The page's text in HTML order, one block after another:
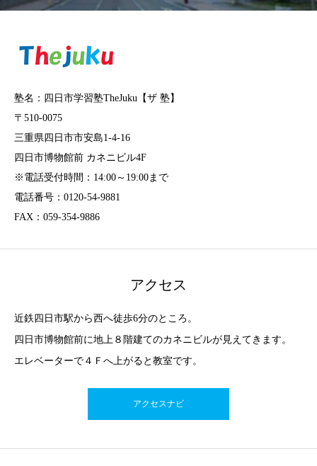
塾名：四日市学習塾TheJuku【ザ 塾】
〒510-0075
三重県四日市市安島1-4-16
四日市博物館前 カネニビル4F
※電話受付時間：14:00～19:00まで
電話番号：0120-54-9881
FAX：059-354-9886
アクセス
近鉄四日市駅から西へ徒歩6分のところ。
四日市博物館前に地上８階建てのカネニビルが見えてきます。
エレベーターで４Ｆへ上がると教室です。
アクセスナビ